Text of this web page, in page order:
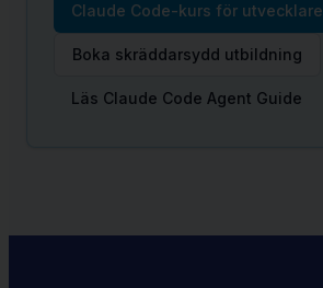
Claude Code-kurs för utvecklare
Boka skräddarsydd utbildning
Läs Claude Code Agent Guide